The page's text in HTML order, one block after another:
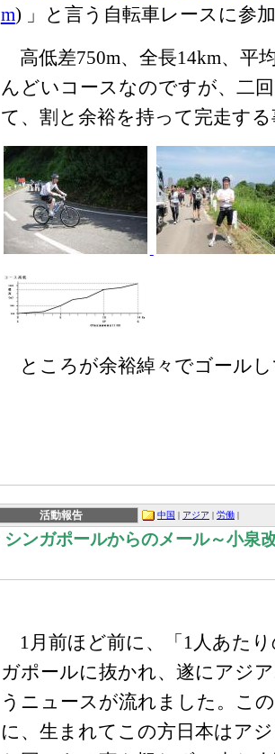
m) 」と言う自転車レースに参
高低差750m、全長14km、平
んどいコースなのですが、二
て、割と余裕を持って完走す
ところが余裕綽々でゴール
活動報告 中国 | アジア | 労働 |
シンガポールからのメール～小泉
1月前ほど前に、「1人あたり
ガポールに抜かれ、遂にアジ
うニュースが流れました。こ
に、生まれてこの方日本はア